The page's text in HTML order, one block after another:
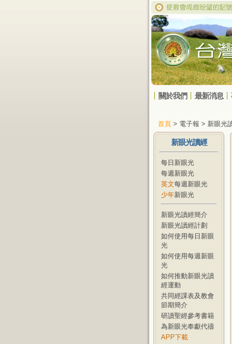
關於我們 最新消息
首頁 > 電子報 > 新眼光
新眼光讀經
每日新眼光
每週新眼光
英文每週新眼光
少年新眼光
新眼光讀經簡介
新眼光讀經計劃
如何使用每日新眼
光
如何使用每週新眼
光
如何推動新眼光讀
經運動
共同經課表及教會
節期簡介
研讀聖經參考書籍
為新眼光奉獻代禱
APP下載